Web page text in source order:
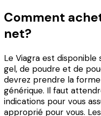
Comment
net?
Le Viagra est
gel, de poudre et de
devrez prendre la
générique. Il faut
indications pour vous
approprié pour vous.